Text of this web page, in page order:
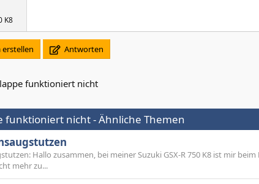
K8
erstellen Antworten
funktioniert nicht
funktioniert nicht - Ähnliche Themen
Hallo zusammen, bei meiner Suzuki GSX-R 750 K8 ist mir
mehr zu...